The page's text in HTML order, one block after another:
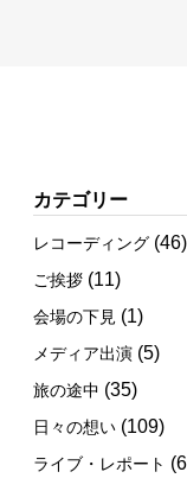
カテゴリー
レコーディング (46)
ご挨拶 (11)
会場の下見 (1)
メディア出演 (5)
旅の途中 (35)
日々の想い (109)
ライブ・レポート